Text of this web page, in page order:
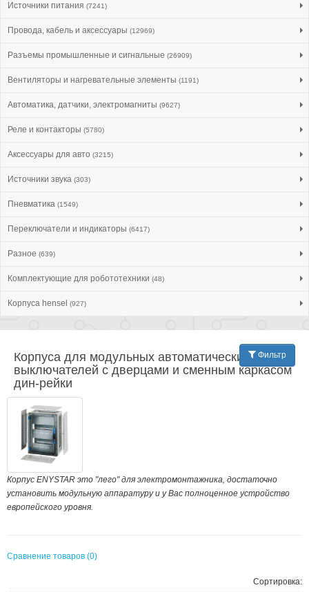
Источники питания (7241)
Провода, кабель и аксессуары (12969)
Разъемы промышленные и сигнальные (26909)
Вентиляторы и нагревательные элементы (1191)
Автоматика, датчики, электромагниты (9627)
Реле и контакторы (5780)
Аксессуары для авто (3215)
Источники звука (303)
Пневматика (1549)
Переключатели и индикаторы (6417)
Разное (639)
Комплектующие для робототехники (48)
Корпуса hensel (927)
Фильтр
Корпуса для модульных автоматических
выключателей с дверцами и сменным каркасом
дин-рейки
Корпус ENYSTAR это "лего" для электромонтажника, достаточно
установить модульную аппаратуру и у Вас полноценное устройство
европейского уровня.
Сравнение товаров (0)
Сортировка: